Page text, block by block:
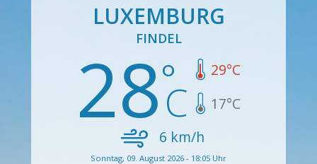
LUXEMBURG
FINDEL
28 29°C
17°C
6 km/h
Sonntag, 09. August 2026 - 18:05 Uhr